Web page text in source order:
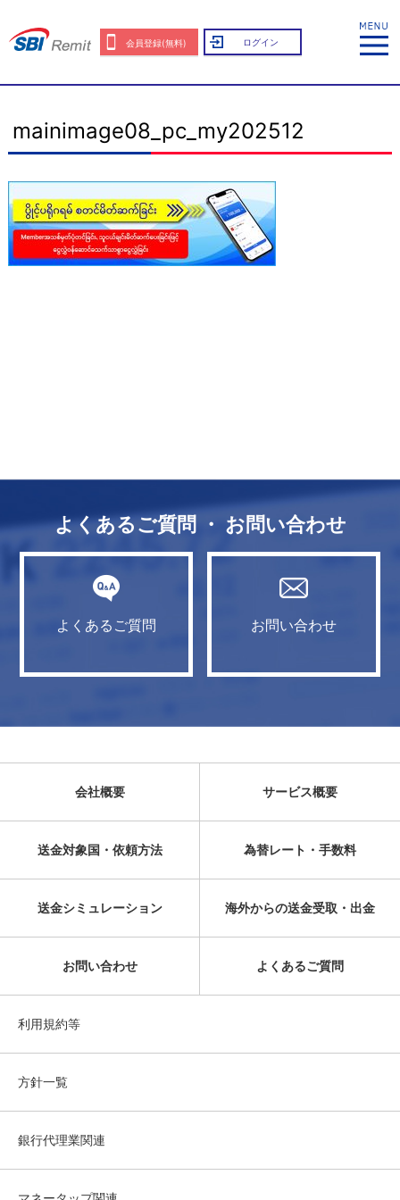
会員登録(無料) ログイン
mainimage08_pc_my202512
よくあるご質問 ・ お問い合わせ
よくあるご質問 お問い合わせ
会社概要 サービス概要
送金対象国・依頼方法 為替レート・手数料
送金シミュレーション 海外からの送金受取・出金
お問い合わせ よくあるご質問
利用規約等
方針一覧
銀行代理業関連